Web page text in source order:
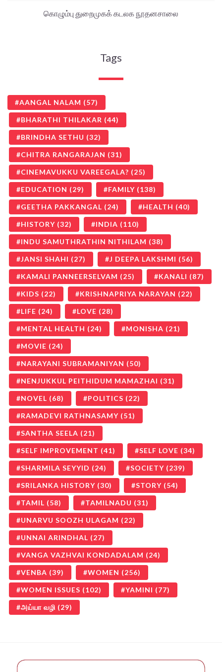
கொழும்பு துறைமுகக் கடலக நூதனசாலை
Tags
AANGAL NALAM (57)
BHARATHI THILAKAR (44)
BRINDHA SETHU (32)
CHITRA RANGARAJAN (31)
CINEMAVUKKU VAREEGALA? (25)
EDUCATION (29) FAMILY (138)
GEETHA PAKKANGAL (24) HEALTH (40)
HISTORY (32) INDIA (110)
INDU SAMUTHRATHIN NITHILAM (38)
JANSI SHAHI (27) J DEEPA LAKSHMI (56)
KAMALI PANNEERSELVAM (25) KANALI (87)
KIDS (22) KRISHNAPRIYA NARAYAN (22)
LIFE (24) LOVE (28)
MENTAL HEALTH (24) MONISHA (21)
MOVIE (24)
NARAYANI SUBRAMANIYAN (50)
NENJUKKUL PEITHIDUM MAMAZHAI (31)
NOVEL (68) POLITICS (22)
RAMADEVI RATHNASAMY (51)
SANTHA SEELA (21)
SELF IMPROVEMENT (41) SELF LOVE (34)
SHARMILA SEYYID (24) SOCIETY (239)
SRILANKA HISTORY (30) STORY (54)
TAMIL (58) TAMILNADU (31)
UNARVU SOOZH ULAGAM (22)
UNNAI ARINDHAL (27)
VANGA VAZHVAI KONDADALAM (24)
VENBA (39) WOMEN (256)
WOMEN ISSUES (102) YAMINI (77)
அய்யா வழி (29)